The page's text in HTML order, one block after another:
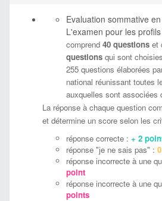
Evaluation sommative
L'examen pour les profils
comprend 40 questions et
questions qui sont
255 questions élaborées
national réunissant toutes
auxquelles sont associées
La réponse à chaque question
et détermine un score selon les
réponse correcte : + 2
réponse "je ne sais pas" :
réponse incorrecte à une
point
réponse incorrecte à une
points